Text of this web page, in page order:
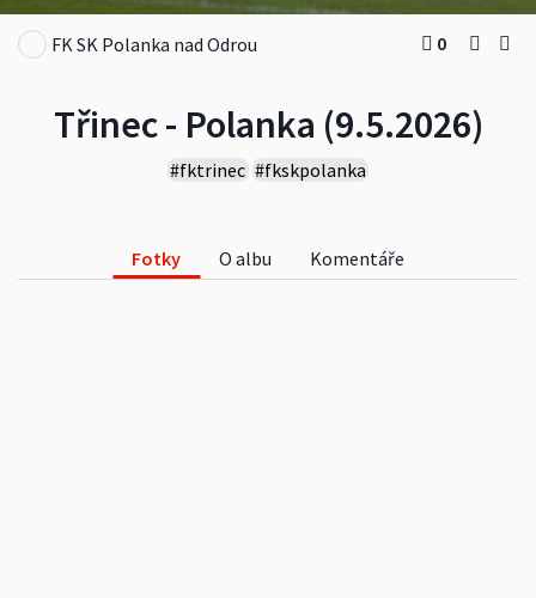
Třinec - Polanka (9.5.2026)
#fktrinec #fkskpolanka
FK SK Polanka nad Odrou 0
Fotky O albu Komentáře